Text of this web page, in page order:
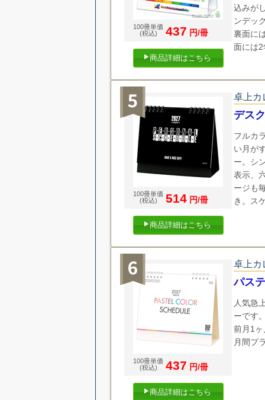
100冊単価
(税込)
437 円/冊
商品詳細はこちら
込みが
ンデッ
裏面に
面には
100冊単価
(税込)
514 円/冊
商品詳細はこちら
卓上カ
デス
フルカ
い月が
ー。シ
表示、
ージも
き。ス
100冊単価
(税込)
437 円/冊
商品詳細はこちら
卓上カ
パス
人気急
ーです
前月1
月間プ